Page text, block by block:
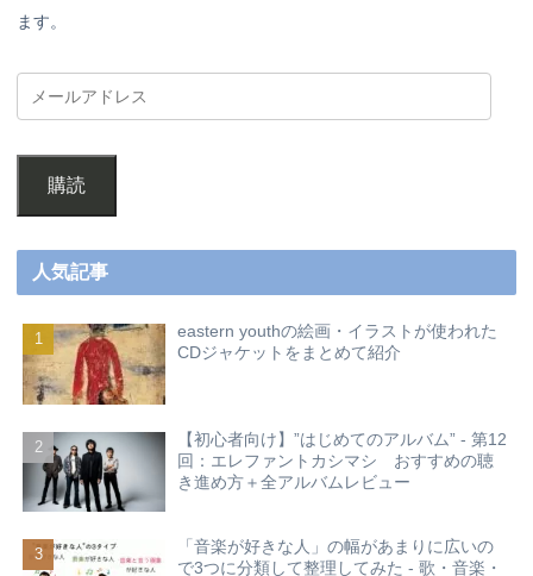
ます。
購読
人気記事
eastern youthの絵画・イラストが使われた
CDジャケットをまとめて紹介
【初心者向け】”はじめてのアルバム” - 第12
回：エレファントカシマシ おすすめの聴
き進め方＋全アルバムレビュー
「音楽が好きな人」の幅があまりに広いの
で3つに分類して整理してみた - 歌・音楽・